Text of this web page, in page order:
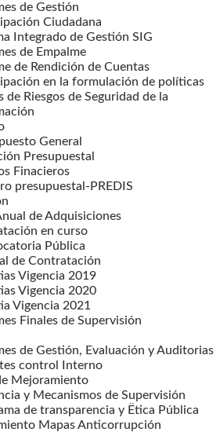
de Gestión
Ciudadana
Integrado de Gestión SIG
de Empalme
de Rendición de Cuentas
en la formulación de políticas
de Riesgos de Seguridad de la
General
Presupuestal
Finacieros
presupuestal-PREDIS
de Adquisiciones
en curso
Pública
de Contratación
Vigencia 2019
Vigencia 2020
Vigencia 2021
Finales de Supervisión
de Gestión, Evaluación y Auditorias
control Interno
Mejoramiento
y Mecanismos de Supervisión
de transparencia y Ëtica Pública
Mapas Anticorrupción